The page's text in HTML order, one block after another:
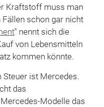
Kraftstoff muss man
Fällen schon gar nicht
" nennt sich die
von Lebensmitteln
kommen könnte.
Steuer ist Mercedes.
das
Modelle das